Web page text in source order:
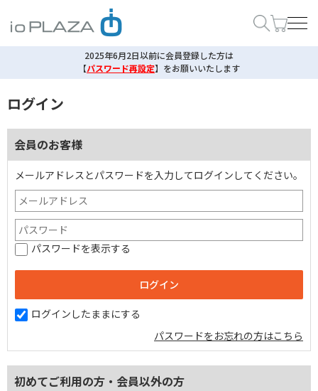
2025年6月2日以前に会員登録した方は
【パスワード再設定】 をお願いいたします
ログイン
会員のお客様
メールアドレスとパスワードを入力してログインしてください。
パスワードを表示する
ログインしたままにする
パスワードをお忘れの方はこちら
初めてご利用の方・会員以外の方